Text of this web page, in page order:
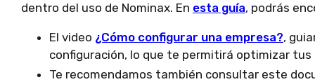
dentro del uso de Nominax. En esta guía, podrás
El video ¿Cómo configurar una empresa?,
configuración, lo que te permitirá optimizar
Te recomendamos también consultar este